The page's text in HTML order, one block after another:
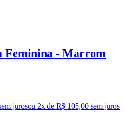
Feminina - Marrom
jurosou 2x de R$ 105,00 sem juros